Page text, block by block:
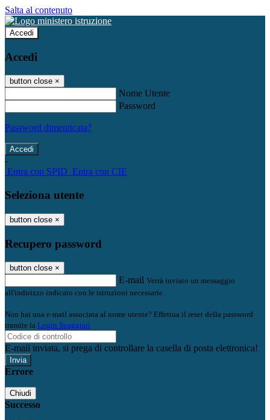
Salta al contenuto
Accedi
Accedi
button close ×
Nome Utente
Password
Password dimenticata?
-
Entra con SPID Entra con CIE
Seleziona utente
button close ×
Recupero password
button close ×
E-mail Verrà inviato un messaggio
all'indirizzo indicato con le istruzioni necessarie.
Non hai una e-mail associata al nome utente? Effettua il reset della password
tramite la Login Spaggiari
E-mail inviata, si prega di controllare la casella di posta elettronica!
Errore
Chiudi
Successo